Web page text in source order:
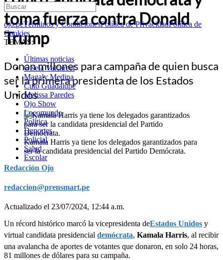
ojo.peTérminos y CondicionesPolítica de PrivacidadPolítica de
Cookies
TEMAS:
Últimas noticias
Gisela Valcarcel
Magaly Medina
Cuto Guadalupe
Melissa Paredes
Ojo Show
Locomundo
Política
Deportes
Policial
Salud
Escolar
toma fuerza contra Donald
Trump
Donan millones para campaña de quien busca
ser la primera presidenta de los Estados
Unidos
Kamala Harris ya tiene los delegados garantizados para
ser la candidata presidencial del Partido Demócrata.
Redacción Ojo
redaccion@prensmart.pe
Actualizado el 23/07/2024, 12:44 a.m.
Un récord histórico marcó la vicepresidenta deEstados Unidos y
virtual candidata presidencial demócrata, Kamala Harris, al recibir
una avalancha de aportes de votantes que donaron, en solo 24 horas,
81 millones de dólares para su campaña.